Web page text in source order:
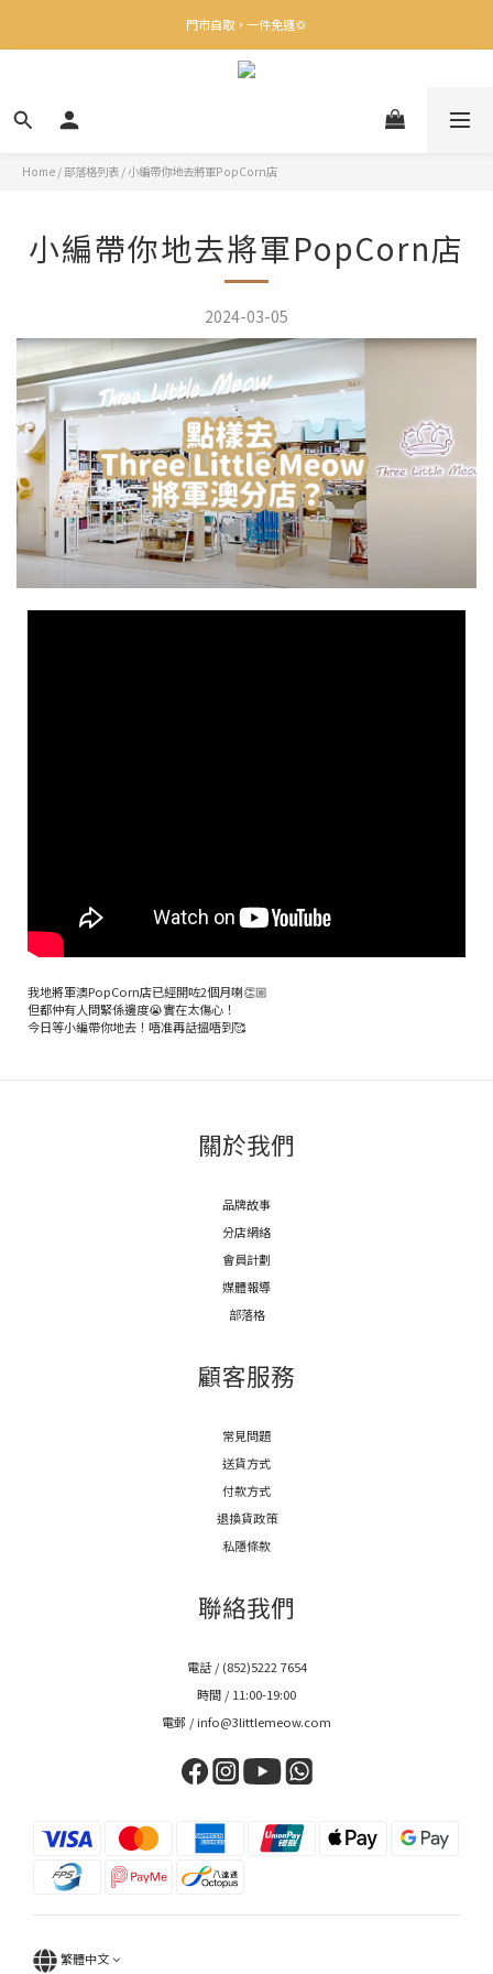
✨下載Three Little Meow App 即享多重禮遇！
門市自取，一件免運💢
🛒購物滿$400送貨上門免運
Home /部落格列表 / 小編帶你地去將軍PopCorn店
小編帶你地去將軍PopCorn店
2024-03-05
我地將軍澳PopCorn店已經開咗2個月喇👏🏼
但都仲有人問緊係邊度😭實在太傷心！
今日等小編帶你地去！唔准再話搵唔到🥰
關於我們
品牌故事
分店網絡
會員計劃
媒體報導
部落格
顧客服務
常見問題
送貨方式
付款方式
退換貨政策
私隱條款
聯絡我們
電話 / (852)5222 7654
時間 / 11:00-19:00
電郵 / info@3littlemeow.com
繁體中文